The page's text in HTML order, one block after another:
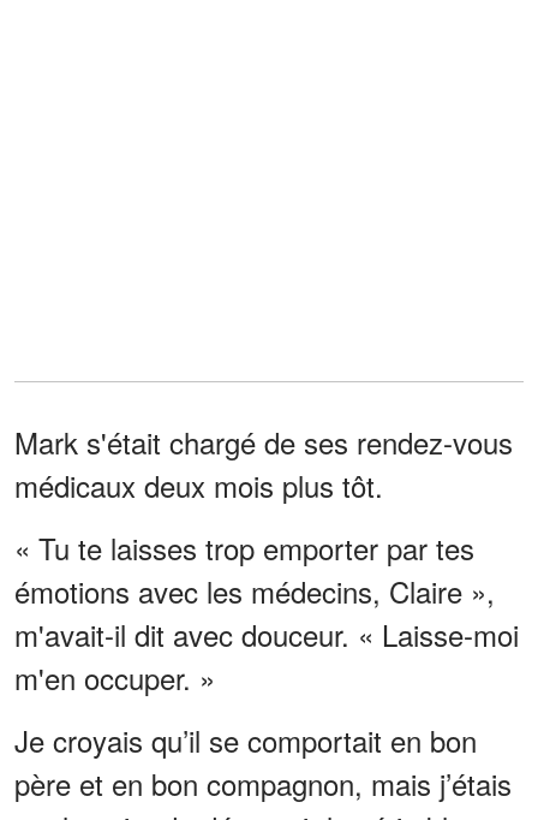
Mark s'était chargé de ses rendez-vous
médicaux deux mois plus tôt.
« Tu te laisses trop emporter par tes
émotions avec les médecins, Claire »,
m'avait-il dit avec douceur. « Laisse-moi
m'en occuper. »
Je croyais qu’il se comportait en bon
père et en bon compagnon, mais j’étais